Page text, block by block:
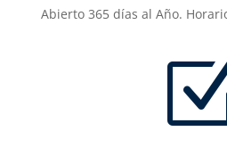
Abierto 365 días al Año.